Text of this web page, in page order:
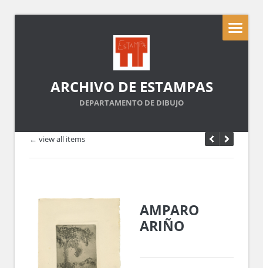
ARCHIVO DE ESTAMPAS
DEPARTAMENTO DE DIBUJO
← view all items
AMPARO
ARIÑO